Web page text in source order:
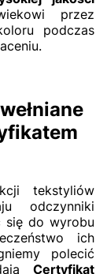
przez
podczas
tekstyliów
odczynniki
się do wyrobu
ich
polecić
Certyfikat